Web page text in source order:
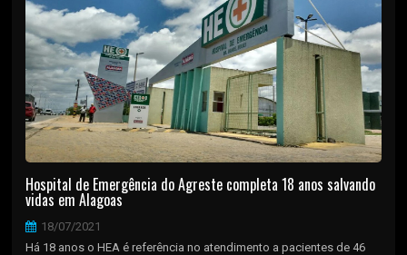
Hospital de Emergência do Agreste completa 18 anos salvando
vidas em Alagoas
18/07/2021
Há 18 anos o HEA é referência no atendimento a pacientes de 46